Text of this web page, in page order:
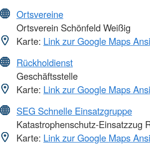
Ortsvereine
Ortsverein Schönfeld Weißig
Karte: Link zur Google Maps
Rückholdienst
Geschäftsstelle
Karte: Link zur Google Maps
SEG Schnelle Einsatzgruppe
Katastrophenschutz-Einsatzzug
Karte: Link zur Google Maps